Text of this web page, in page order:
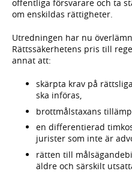
offentliga försvarare och ta
om enskildas rättigheter.
Utredningen har nu
Rättssäkerhetens pris till
annat att:
skärpta krav på
ska införas,
brottmålstaxans
en differentierad
jurister som inte är
rätten till
äldre och särskilt